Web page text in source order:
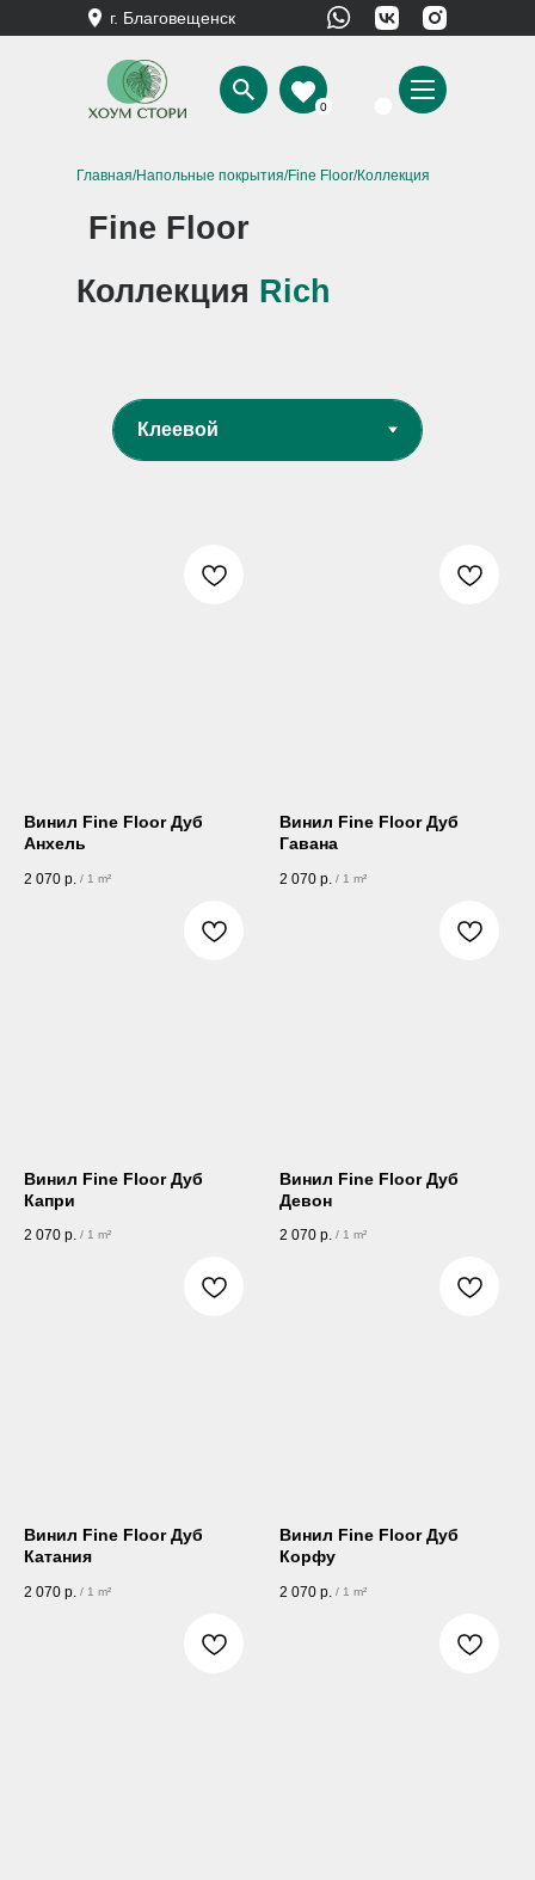
г. Благовещенск
0
Главная/Напольные покрытия/Fine Floor/Коллекция
Fine Floor
Коллекция Rich
Винил Fine Floor Дуб
Анхель
2 070 р. / 1 m²
Винил Fine Floor Дуб
Гавана
2 070 р. / 1 m²
Винил Fine Floor Дуб
Капри
2 070 р. / 1 m²
Винил Fine Floor Дуб
Девон
2 070 р. / 1 m²
Винил Fine Floor Дуб
Катания
2 070 р. / 1 m²
Винил Fine Floor Дуб
Корфу
2 070 р. / 1 m²